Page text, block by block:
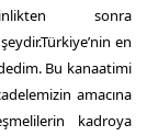
sonra
en
Bu kanaatimi
amacına
kadroya